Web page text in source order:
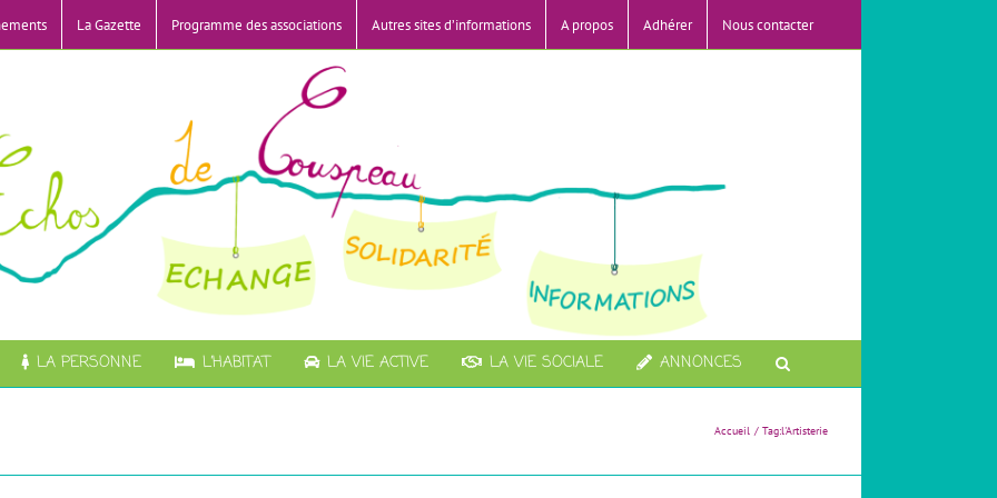
La Gazette Programme des associations Autres sites d’informations A propos Adhérer Nous contacter
LA PERSONNE L’HABITAT LA VIE ACTIVE LA VIE SOCIALE ANNONCES
Accueil Tag:l'Artisterie